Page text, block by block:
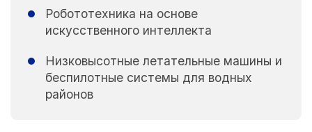
Робототехника на основе
искусственного интеллекта
Низковысотные летательные машины и
беспилотные системы для водных
районов